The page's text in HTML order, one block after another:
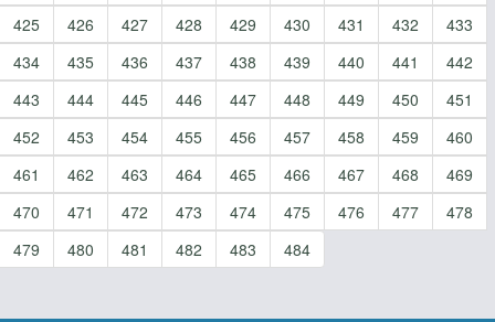
425
426 427 428 429 430 431 432
433
434
435 436 437 438 439 440 441
442
443
444 445 446 447 448 449 450
451
452
453 454 455 456 457 458 459
460
461
462 463 464 465 466 467 468
469
470
471 472 473 474 475 476 477
478
479
480 481 482 483 484